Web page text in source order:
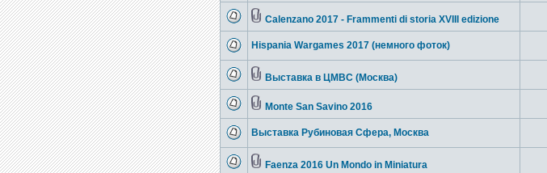
Calenzano 2017 - Frammenti di storia XVIII edizione
Hispania Wargames 2017 (немного фоток)
Выставка в ЦМВС (Москва)
Monte San Savino 2016
Выставка Рубиновая Сфера, Москва
Faenza 2016 Un Mondo in Miniatura